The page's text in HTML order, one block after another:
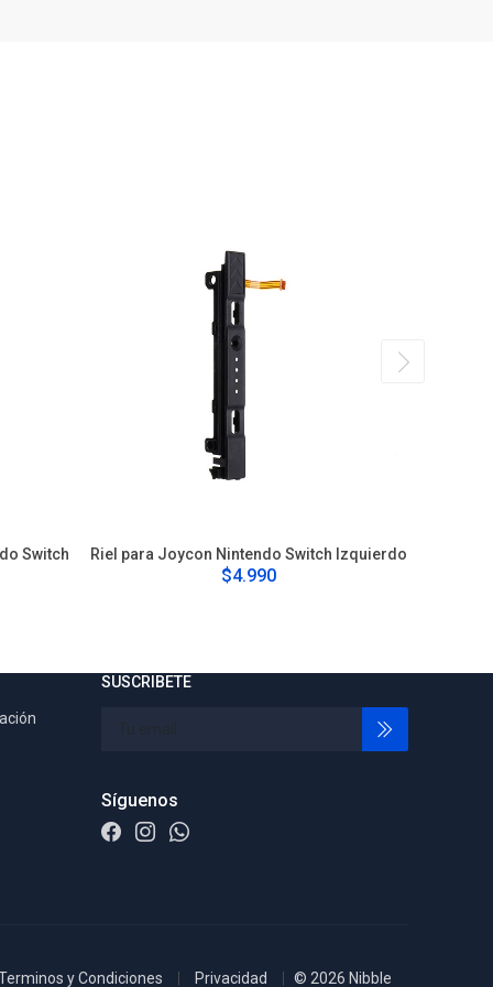
Switch Riel para Joycon Nintendo Switch Izquierdo
$4.990
SUSCRIBETE
Síguenos
y Condiciones Privacidad © 2026 Nibble